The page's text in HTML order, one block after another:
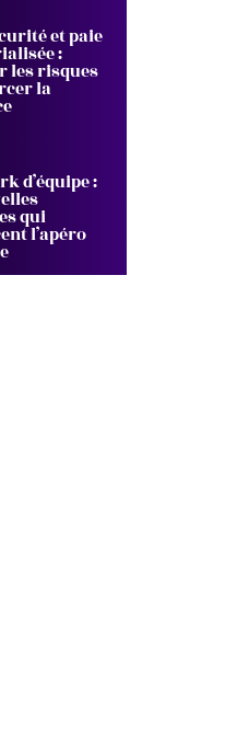
et paie
:
les risques
la
d’équipe :
qui
l’apéro